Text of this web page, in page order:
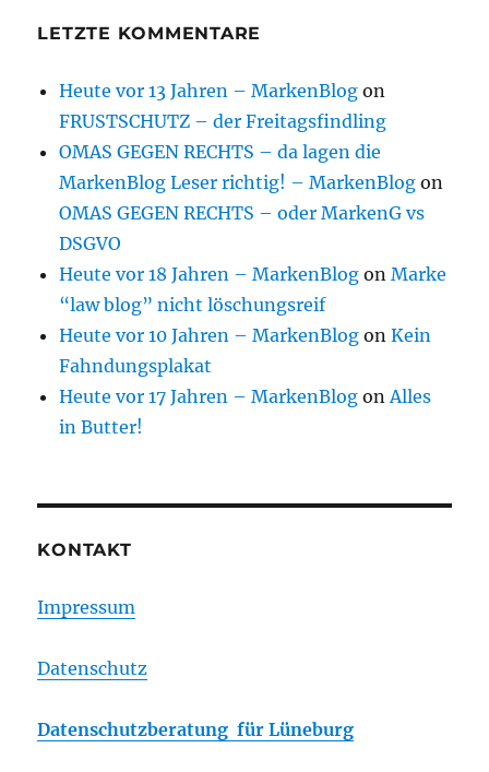
LETZTE KOMMENTARE
Heute vor 13 Jahren – MarkenBlog on
FRUSTSCHUTZ – der Freitagsfindling
OMAS GEGEN RECHTS – da lagen die
MarkenBlog Leser richtig! – MarkenBlog on
OMAS GEGEN RECHTS – oder MarkenG vs
DSGVO
Heute vor 18 Jahren – MarkenBlog onMarke
“law blog” nicht löschungsreif
Heute vor 10 Jahren – MarkenBlog onKein
Fahndungsplakat
Heute vor 17 Jahren – MarkenBlog onAlles
in Butter!
KONTAKT
Impressum
Datenschutz
Datenschutzberatung für Lüneburg